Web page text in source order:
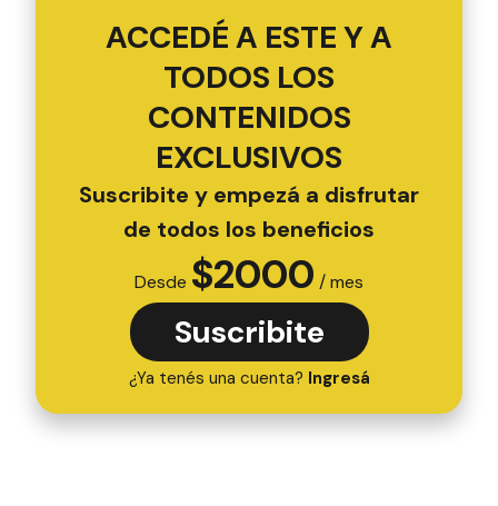
ACCEDÉ A ESTE Y A
TODOS LOS
CONTENIDOS
EXCLUSIVOS
Suscribite y empezá a disfrutar
de todos los beneficios
Desde $2000 / mes
Suscribite
¿Ya tenés una cuenta? Ingresá